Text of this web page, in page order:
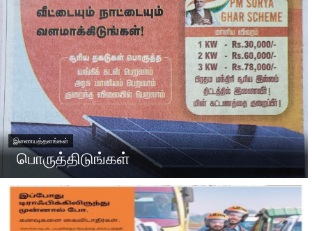
இணையத்தளங்கள்
பொருத்திடுங்கள்